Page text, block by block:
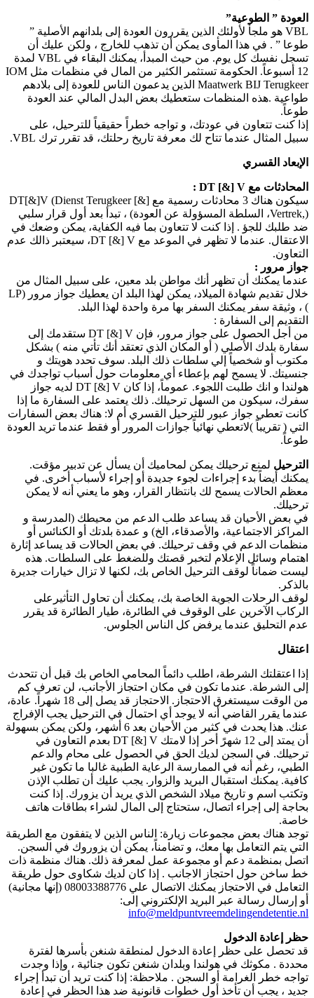
العودة ” الطوعية”
VBL هو ملجأ لأولئك الذين يقررون العودة إلى بلدانهم الأصلية ”
طوعا ” . في هذا المأوى يمكن أن تذهب للخارج ، ولكن عليك أن
تسجل نفسك كل يوم. من حيث المبدأ، يمكنك البقاء في VBL لمدة
12 أسبوعاً. الحكومة تستثمر الكثير من المال في منظمات مثل IOM
Maatwerk BIJ Terugkeer الذين يدعمون الناس للعودة إلى بلادهم
طواعية .هذه المنظمات ستعطيك بعض البدل المالي عند العودة
طوعاً.
إذا كنت تتعاون في عودتك، و تواجه خطراً حقيقياً للترحيل، على
سبيل المثال عندما تتاح لك معرفة تاريخ رحلتك، قد تقرر ترك VBL.
الإبعاد القسري
المحادثات مع DT [&] V :
سيكون هناك 3 محادثات رسمية مع DT[&]V (Dienst Terugkeer [&]
Vertrek,)، السلطة المسؤولة عن العودة) ، تبدأ بعد أول قرار سلبي
ضد طلبك للجؤ . إذا كنت لا تتعاون بما فيه الكفاية، يمكن وضعك في
الاعتقال. عندما لا تظهر في الموعد مع DT [&] V، سيعتبر ذالك عدم
التعاون.
جواز مرور :
عندما يمكنك أن تظهر أنك مواطن بلد معين، على سبيل المثال من
خلال تقديم شهادة الميلاد، يمكن لهذا البلد ان يعطيك جواز مرور (LP
) ، وثيقة سفر يمكنك السفر بها مرة واحدة لهذا البلد.
التقديم إلى السفارة :
من أجل الحصول على جواز مرور، فإن DT [&] V ستقدمك إلى
سفارة بلدك الأصلي ( أو المكان الذي تعتقد أنك تأتي منه ) بشكل
مكتوب أو شخصياً إلي سلطات ذلك البلد. سوف تحدد هويتك و
جنسيتك. لا يسمح لهم بإعطاء أي معلومات حول أسباب تواجدك في
هولندا و انك طلبت اللجوء. عموماً، إذا كان DT [&] V لديه جواز
سفرك، سيكون من السهل ترحيلك. ذلك يعتمد على السفارة ما إذا
كانت تعطي جواز عبور للترحيل القسري أم لا: هناك بعض السفارات
التي ( تقريباً )لاتعطي نهائياً جوازات المرور أو فقط عندما تريد العودة
طوعاً.
الترحيل لمنع ترحيلك يمكن لمحاميك أن يسأل عن تدبير مؤقت.
يمكنك أيضاً بدء إجراءات لجوء جديدة أو إجراء لأسباب أخرى. في
معظم الحالات يسمح لك بانتظار القرار، وهو ما يعني أنه لا يمكن
ترحيلك.
في بعض الأحيان قد يساعد طلب الدعم من محيطك (المدرسة و
المراكز الاجتماعية، والأصدقاء، الخ) و عمدة بلدتك أو الكنائس أو
منظمات الدعم في وقف ترحيلك. في بعض الحالات قد يساعد إثارة
اهتمام وسائل الإعلام لتخبر قصتك وللضغط على السلطات. هذه
ليست ضماناً لوقف الترحيل الخاص بك، لكنها لا تزال خيارات جديرة
بالذكر.
لوقف الرحلات الجوية الخاصة بك، يمكنك أن تحاول التأثيرعلى
الركاب الآخرين على الوقوف في الطائرة، طيار الطائرة قد يقرر
عدم التحليق عندما يرفض كل الناس الجلوس.
اعتقال
إذا اعتقلتك الشرطة، اطلب دائماً المحامي الخاص بك قبل أن تتحدث
إلى الشرطة. عندما تكون في مكان احتجاز الأجانب، لن تعرف كم
من الوقت سيستغرق الاحتجاز. الاحتجاز قد يصل إلى 18 شهراً. عادة،
عندما يقرر القاضي أنه لا يوجد أي احتمال في الترحيل يجب الإفراج
عنك. هذا يحدث في كثير من الأحيان بعد 6 أشهر، ولكن يمكن بسهولة
أن يمتد إلى 12 شهرً أخر إذا لامتك DT [&] V بعدم التعاون في
ترحيلك. في السجن لديك الحق في الحصول على محام والدعم
الطبي، رغم أنه في الممارسة الرعاية الطبية غالبا ما تكون غير
كافية. يمكنك استقبال البريد والزوار. يجب عليك أن تطلب الإذن
وتكتب اسم و تاريخ ميلاد الشخص الذي يريد أن يزورك. إذا كنت
بحاجة إلى إجراء اتصال، ستحتاج إلى المال لشراء بطاقات هاتف
خاصة.
توجد هناك بعض مجموعات زيارة: الناس الذين لا يتفقون مع الطريقة
التي يتم التعامل بها معك، و تضامناً، يمكن أن يزوروك في السجن.
اتصل بمنظمة دعم أو مجموعة عمل لمعرفة ذلك. هناك منظمة ذات
خط ساخن حول احتجاز الاجانب . إذا كان لديك شكاوى حول طريقة
التعامل في الاحتجاز يمكنك الاتصال علي 08003388776 (إنها مجانية)
أو إرسال رسالة عبر البريد الإلكتروني إلى:
info@meldpuntvreemdelingendetentie.nl
حظر إعادة الدخول
قد تحصل على حظر إعادة الدخول لمنطقة شنغن بأسرها لفترة
محددة . مكوثك في هولندا وبلدان شنغن تكون جنائية ، وإذا وجدت
تواجه خطر الغرامة أو السجن . ملاحظة: إذا كنت تريد أن تبدأ إجراء
جديد ، يجب أن تأخذ أول خطوات قانونية ضد هذا الحظر في إعادة